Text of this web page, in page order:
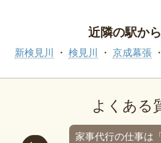
近隣の駅か
新検見川 検見川 京成幕張
よくある
家事代行の仕事は